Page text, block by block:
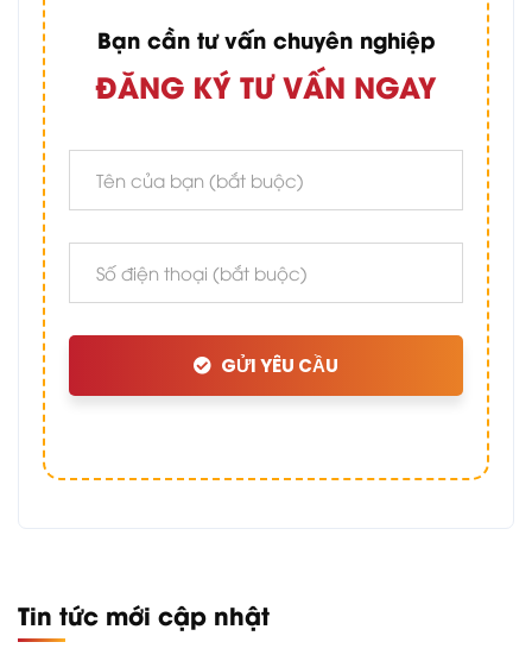
Bạn cần tư vấn chuyên nghiệp
ĐĂNG KÝ TƯ VẤN NGAY
GỬI YÊU CẦU
Tin tức mới cập nhật